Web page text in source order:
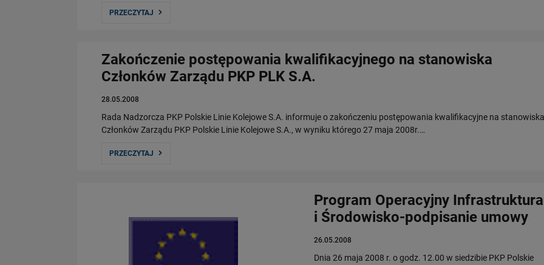
PRZECZYTAJ
Zakończenie postępowania kwalifikacyjnego na stanowiska
Członków Zarządu PKP PLK S.A.
28.05.2008
Rada Nadzorcza PKP Polskie Linie Kolejowe S.A. informuje o zakończeniu postępowania kwalifikacyjne na stanowiska
Członków Zarządu PKP Polskie Linie Kolejowe S.A., w wyniku którego 27 maja 2008r.…
PRZECZYTAJ
Program Operacyjny Infrastruktura
i Środowisko-podpisanie umowy
26.05.2008
Dnia 26 maja 2008 r. o godz. 12.00 w siedzibie PKP Polskie